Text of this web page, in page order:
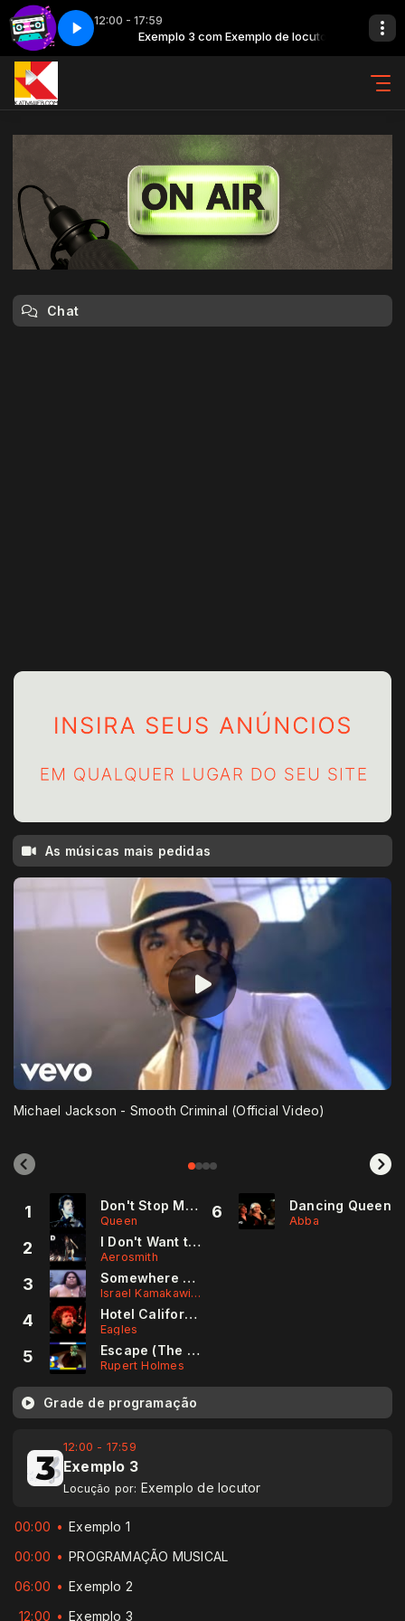
12:00 - 17:59
de locutor Exemplo 3 com Exemplo de locutor
6 K7 - Parte 6
Chat
As músicas mais pedidas
Michael Jackson - Smooth Criminal (Official Video)
1 Don't Stop Me Now
Queen
2 I Don't Want to Miss a Thing
Aerosmith
3 Somewhere over the Rainbow
Israel Kamakawiwo'ole
4 Hotel California
Eagles
5 Escape (The Pina Colada Song)
Rupert Holmes
6 Dancing Queen
Abba
Grade de programação
12:00 - 17:59
Exemplo 3
Locução por: Exemplo de locutor
00:00
Exemplo 1
00:00
PROGRAMAÇÃO MUSICAL
06:00
Exemplo 2
12:00
Exemplo 3